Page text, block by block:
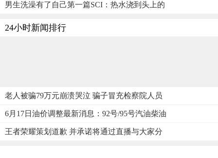
男生洗澡有了自己第一篇SCI：热水浇到头上的
24小时新闻排行
老人被骗79万元崩溃哭泣 骗子冒充检察院人员
6月17日油价调整最新消息：92号/95号汽油柴油
王者荣耀策划道歉 并承诺将通过直播与大家分